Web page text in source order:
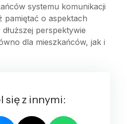
systemu komunikacji
pamiętać o aspektach
perspektywie
dla mieszkańców, jak i
się z innymi: